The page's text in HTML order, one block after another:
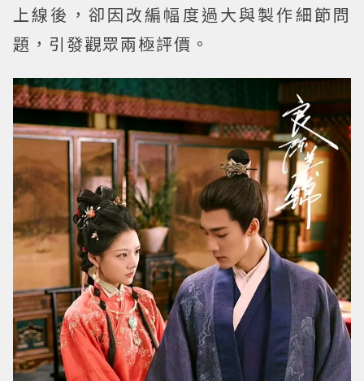
上線後，卻因改編幅度過大與製作細節問
題，引發觀眾兩極評價。